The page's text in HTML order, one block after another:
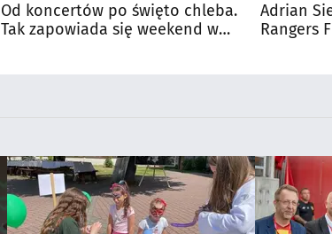
Od koncertów po święto chleba.
Tak zapowiada się weekend w
Adrian
Rangers